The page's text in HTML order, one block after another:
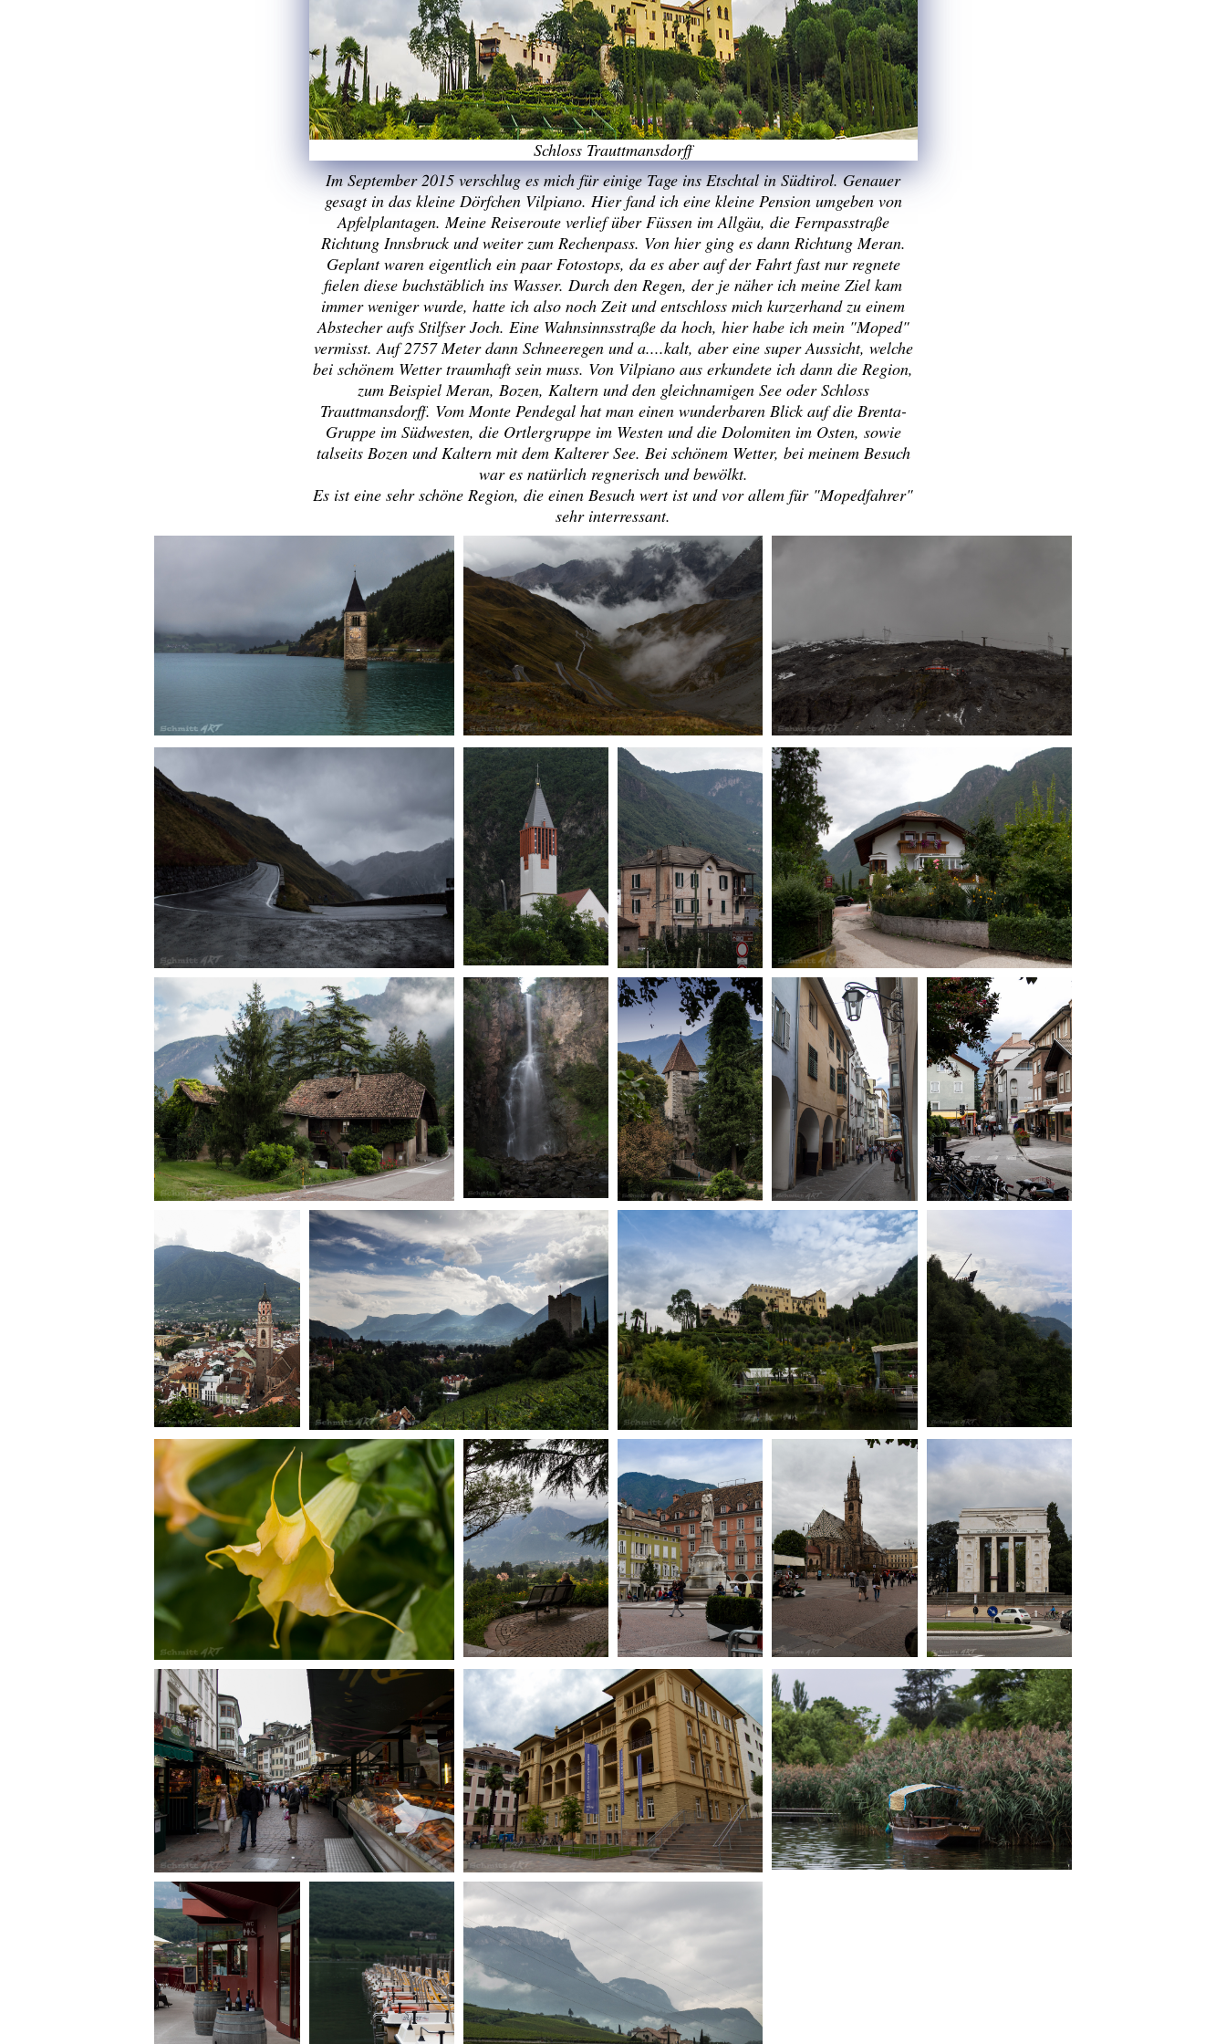
Schloss Trauttmansdorff
Im September 2015 verschlug es mich für einige Tage ins Etschtal in Südtirol. Genauer
gesagt in das kleine Dörfchen Vilpiano. Hier fand ich eine kleine Pension umgeben von
Apfelplantagen. Meine Reiseroute verlief über Füssen im Allgäu, die Fernpasstraße
Richtung Innsbruck und weiter zum Rechenpass. Von hier ging es dann Richtung Meran.
Geplant waren eigentlich ein paar Fotostops, da es aber auf der Fahrt fast nur regnete
fielen diese buchstäblich ins Wasser. Durch den Regen, der je näher ich meine Ziel kam
immer weniger wurde, hatte ich also noch Zeit und entschloss mich kurzerhand zu einem
Abstecher aufs Stilfser Joch. Eine Wahnsinnsstraße da hoch, hier habe ich mein "Moped"
vermisst. Auf 2757 Meter dann Schneeregen und a....kalt, aber eine super Aussicht, welche
bei schönem Wetter traumhaft sein muss. Von Vilpiano aus erkundete ich dann die Region,
zum Beispiel Meran, Bozen, Kaltern und den gleichnamigen See oder Schloss
Trauttmansdorff. Vom Monte Pendegal hat man einen wunderbaren Blick auf die Brenta-
Gruppe im Südwesten, die Ortlergruppe im Westen und die Dolomiten im Osten, sowie
talseits Bozen und Kaltern mit dem Kalterer See. Bei schönem Wetter, bei meinem Besuch
war es natürlich regnerisch und bewölkt.
Es ist eine sehr schöne Region, die einen Besuch wert ist und vor allem für "Mopedfahrer"
sehr interressant.